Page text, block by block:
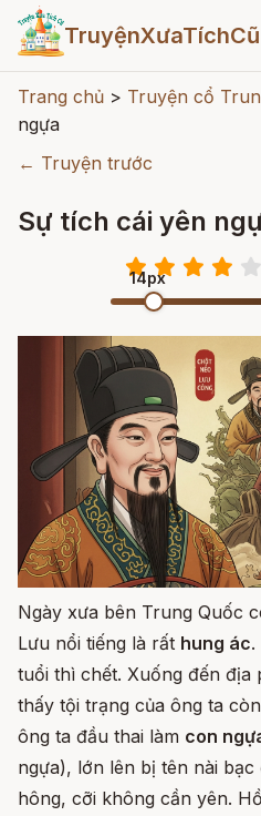
TruyệnXưaTíchCũ
Trang chủ > Truyện cổ
ngựa
← Truyện trước
Sự tích cái yên
14px
Ngày xưa bên Trung Quốc
Lưu nổi tiếng là rất hung ác.
tuổi thì chết. Xuống đến địa
thấy tội trạng của ông ta
ông ta đầu thai làm con
ngựa), lớn lên bị tên nài
hông, cỡi không cần yên.